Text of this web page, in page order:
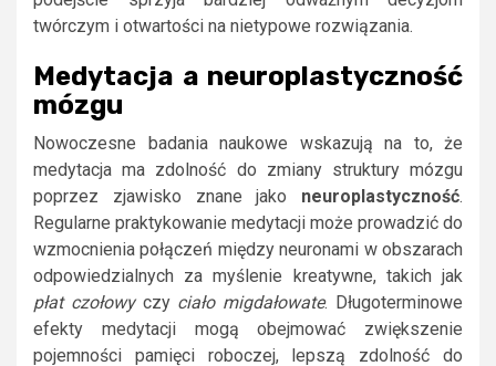
twórczym i otwartości na nietypowe rozwiązania.
Medytacja a neuroplastyczność
mózgu
Nowoczesne badania naukowe wskazują na to, że
medytacja ma zdolność do zmiany struktury mózgu
poprzez zjawisko znane jako neuroplastyczność.
Regularne praktykowanie medytacji może prowadzić do
wzmocnienia połączeń między neuronami w obszarach
odpowiedzialnych za myślenie kreatywne, takich jak
płat czołowyczy ciało migdałowate. Długoterminowe
efekty medytacji mogą obejmować zwiększenie
pojemności pamięci roboczej, lepszą zdolność do